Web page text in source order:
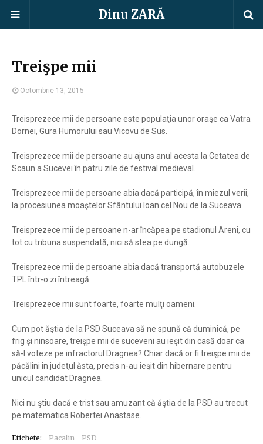
Dinu ZARĂ
Treişpe mii
Octombrie 13, 2015
Treisprezece mii de persoane este populaţia unor oraşe ca Vatra
Dornei, Gura Humorului sau Vicovu de Sus.
Treisprezece mii de persoane au ajuns anul acesta la Cetatea de
Scaun a Sucevei în patru zile de festival medieval.
Treisprezece mii de persoane abia dacă participă, în miezul verii,
la procesiunea moaştelor Sfântului Ioan cel Nou de la Suceava.
Treisprezece mii de persoane n-ar încăpea pe stadionul Areni, cu
tot cu tribuna suspendată, nici să stea pe dungă.
Treisprezece mii de persoane abia dacă transportă autobuzele
TPL într-o zi întreagă.
Treisprezece mii sunt foarte, foarte mulţi oameni.
Cum pot ăştia de la PSD Suceava să ne spună că duminică, pe
frig şi ninsoare, treişpe mii de suceveni au ieşit din casă doar ca
să-l voteze pe infractorul Dragnea? Chiar dacă or fi treişpe mii de
păcălini în judeţul ăsta, precis n-au ieşit din hibernare pentru
unicul candidat Dragnea.
Nici nu ştiu dacă e trist sau amuzant că ăştia de la PSD au trecut
pe matematica Robertei Anastase.
Etichete: Pacalin PSD